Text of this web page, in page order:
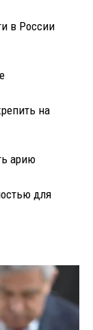
в России
на
арию
для